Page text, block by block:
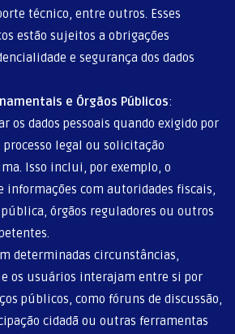
técnico, entre outros. Esses
estão sujeitos a obrigações
e segurança dos dados
e Órgãos Públicos:
os dados pessoais quando exigido por
legal ou solicitação
Isso inclui, por exemplo, o
informações com autoridades fiscais,
órgãos reguladores ou outros
determinadas circunstâncias,
os usuários interajam entre si por
públicos, como fóruns de discussão,
cidadã ou outras ferramentas